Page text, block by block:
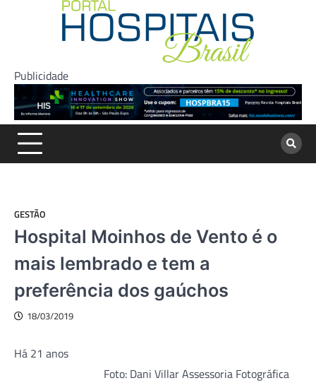
Publicidade
GESTÃO
Hospital Moinhos de Vento é o
mais lembrado e tem a
preferência dos gaúchos
18/03/2019
Foto: Dani Villar Assessoria Fotográfica
Há 21 anos